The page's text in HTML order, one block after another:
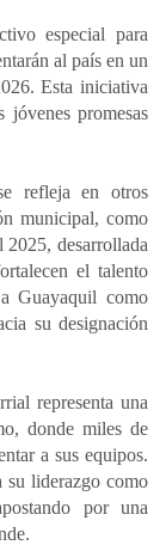
especial para
al país en un
Esta iniciativa
promesas
refleja en otros
municipal, como
desarrollada
el talento
Guayaquil como
su designación
representa una
donde miles de
a sus equipos.
su liderazgo como
por una